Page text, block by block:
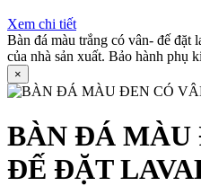
Xem chi tiết
Bàn đá màu trắng có vân- đế
của nhà sản xuất. Bảo hành phụ
×
BÀN ĐÁ MÀU
ĐẾ ĐẶT